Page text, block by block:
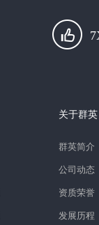
关于群英
群英简介
公司动态
资质荣誉
发展历程